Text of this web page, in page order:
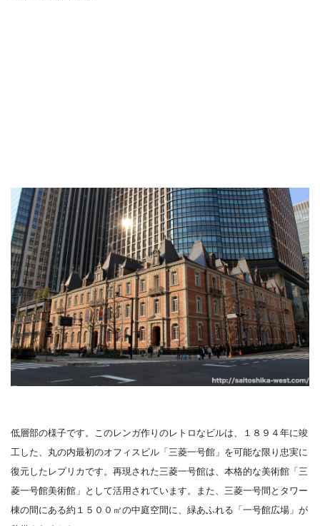
低層部の様子です。このレンガ作りのレトロなビルは、１８９４年に竣
工した、丸の内最初のオフィスビル「三菱一号館」を可能な限り忠実に
復元したレプリカです。再現された三菱一号館は、本格的な美術館「三
菱一号館美術館」として活用されています。また、三菱一号間とタワー
棟の間にある約１５００㎡の中庭空間に、緑あふれる「一号館広場」が